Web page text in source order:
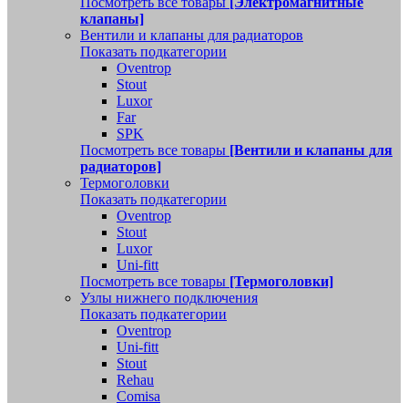
клапаны]
Вентили и клапаны для радиаторов
Показать подкатегории
Oventrop
Stout
Luxor
Far
SPK
Посмотреть все товары [Вентили и клапаны для
радиаторов]
Термоголовки
Показать подкатегории
Oventrop
Stout
Luxor
Uni-fitt
Посмотреть все товары [Термоголовки]
Узлы нижнего подключения
Показать подкатегории
Oventrop
Uni-fitt
Stout
Rehau
Comisa